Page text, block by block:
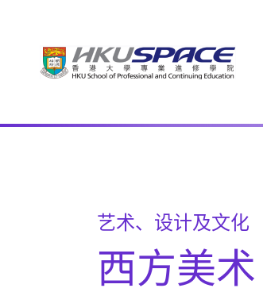
Main
艺术、设计及文化
西方美术